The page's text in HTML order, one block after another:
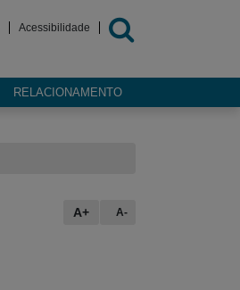
Acessibilidade
RELACIONAMENTO
A+ A-